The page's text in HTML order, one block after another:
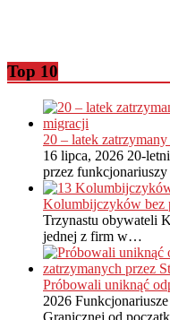
Top 10
20 – latek
16 lipca, 2026 20-
przez
Kolumbijczyków bez
Trzynastu obywateli
jednej z firm w…
Próbowali uniknąć
2026